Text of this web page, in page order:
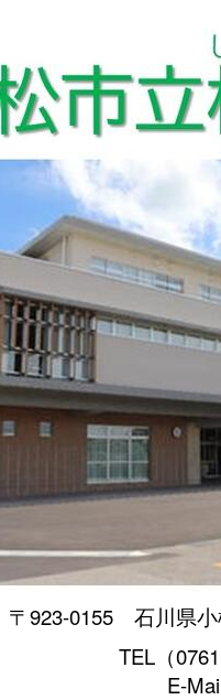
〒923-0155 石川県小
TEL（
E-